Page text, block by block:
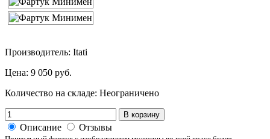
Производитель: Itati
Цена: 9 050 руб.
Количество на складе: Неограничено
В корзину
Описание Отзывы